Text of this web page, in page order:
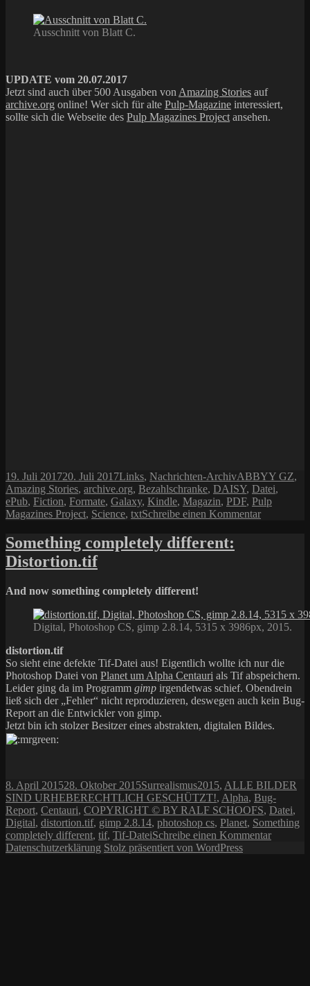
Ausschnitt von Blatt C.
UPDATE vom 20.07.2017
Jetzt sind auch über 500 Ausgaben von Amazing Stories auf
archive.org online! Wer sich für alte Pulp-Magazine interessiert,
sollte sich die Webseite des Pulp Magazines Project ansehen.
Veröffentlicht
am
19. Juli 201720. Juli 2017Kategorien
Links, Nachrichten-ArchivSchlagwörter
ABBYY GZ,
Amazing Stories, archive.org, Bezahlschranke, DAISY, Datei,
ePub, Fiction, Formate, Galaxy, Kindle, Magazin, PDF, Pulp
Magazines Project, Science, txtSchreibe einen Kommentarzu
Something completely different:
Distortion.tif
And now something completely different!
Digital, Photoshop CS, gimp 2.8.14, 5315 x 3986px, 2015.
distortion.tif
So sieht eine defekte Tif-Datei aus! Eigentlich wollte ich nur die
Photoshop Datei von Planet um Alpha Centauri als Tif abspeichern.
Leider ging da im Programm gimp irgendetwas schief. Obendrein
ließ sich der „Fehler“ nicht reproduzieren, deswegen auch kein Bug-
Report an die Entwickler von gimp.
Jetzt bin ich stolzer Besitzer eines abstrakten, digitalen Bildes.
Veröffentlicht
am
8. April 201528. Oktober 2015Kategorien
SurrealismusSchlagwörter
2015, ALLE BILDER
SIND URHEBERECHTLICH GESCHÜTZT!, Alpha, Bug-
Report, Centauri, COPYRIGHT © BY RALF SCHOOFS, Datei,
Digital, distortion.tif, gimp 2.8.14, photoshop cs, Planet, Something
completely different, tif, Tif-DateiSchreibe einen Kommentarzu
Datenschutzerklärung Stolz präsentiert von WordPress